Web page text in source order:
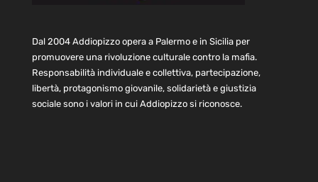
Dal 2004 Addiopizzo opera a Palermo e in Sicilia per
promuovere una rivoluzione culturale contro la mafia.
Responsabilità individuale e collettiva, partecipazione,
libertà, protagonismo giovanile, solidarietà e giustizia
sociale sono i valori in cui Addiopizzo si riconosce.